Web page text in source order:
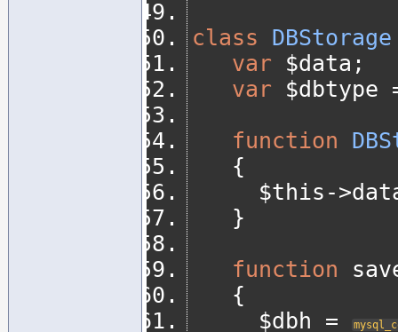
class
DBStorage
var $data ;
var $dbtype
function
{
	   $this
->
}
function
{
	   $dbh
=